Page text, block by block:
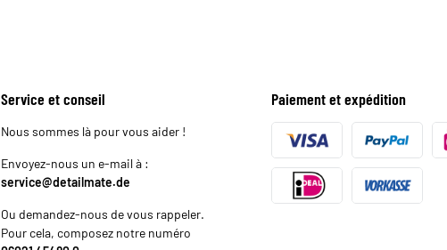
Service et conseil
Nous sommes là pour vous aider !
Envoyez-nous un e-mail à :
service@detailmate.de
Ou demandez-nous de vous rappeler.
Pour cela, composez notre numéro
Paiement et expédition